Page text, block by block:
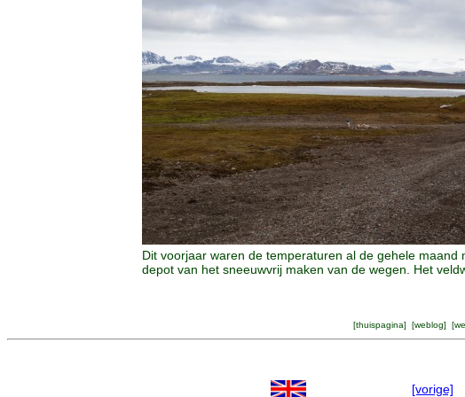
Dit voorjaar waren de temperaturen al de gehele
depot van het sneeuwvrij maken van de wegen. Het
[thuispagina] [weblog] [
[vorige]